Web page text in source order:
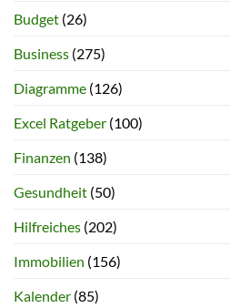
Budget (26)
Business (275)
Diagramme (126)
Excel Ratgeber (100)
Finanzen (138)
Gesundheit (50)
Hilfreiches (202)
Immobilien (156)
Kalender (85)